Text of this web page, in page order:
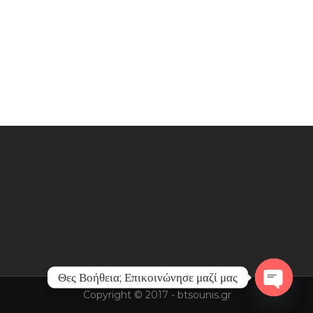
Copyright © 2017 - btsounis.gr
Θες Βοήθεια; Επικοινώνησε μαζί μας